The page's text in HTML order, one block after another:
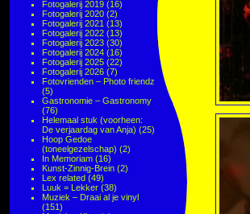
Fotogalerij 2019 (16)
Fotogalerij 2020 (2)
Fotogalerij 2021 (13)
Fotogalerij 2022 (13)
Fotogalerij 2023 (30)
Fotogalerij 2024 (16)
Fotogalerij 2025 (22)
Fotogalerij 2026 (7)
Fotovrienden – Photo friendz
(5)
Gastronomie – Gastronomy
(76)
Helemaal stuk (voorheen:
De verjaardag van Anja) (25)
Hoop Gedoe
(toneelgezelschap) (2)
In Memoriam (16)
Kunst-Zinnig-Brein (2)
Lex related (49)
Luuk = Lekker (38)
Muziek – Draai al je vinyl
(151)